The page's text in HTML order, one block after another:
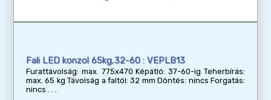
Fali LED konzol 65kg,32-60 : VEPLB13
Furattávolság: max. 775x470 Képátló: 37-60-ig Teherbírás:
max. 65 kg Távolság a faltól: 32 mm Döntés: nincs Forgatás:
nincs